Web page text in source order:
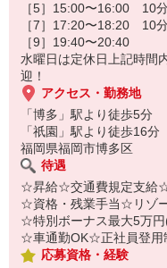
［5］15:00〜16:00 10
［7］17:20〜18:20 10
［9］19:40〜20:40
水曜日は定休日上記時間
迎！
アクセス・勤務地
「博多」駅より徒歩5分
「祇園」駅より徒歩16分
福岡県福岡市博多区
待遇
☆昇給☆交通費規定支給
☆資格・残業手当☆リゾ
☆特別ボーナス最大5万
☆車通勤OK☆正社員登用
応募資格・経験